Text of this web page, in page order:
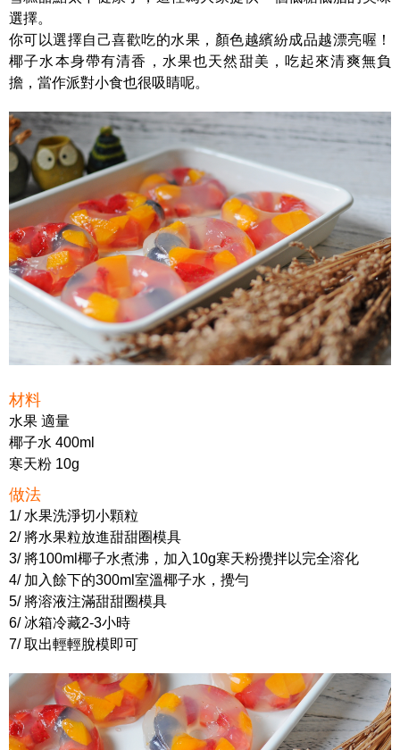
選擇。
你可以選擇自己喜歡吃的水果，顏色越繽紛成品越漂亮喔！
椰子水本身帶有清香，水果也天然甜美，吃起來清爽無負
擔，當作派對小食也很吸睛呢。
材料
水果 適量
椰子水 400ml
寒天粉 10g
做法
1/ 水果洗淨切小顆粒
2/ 將水果粒放進甜甜圈模具
3/ 將100ml椰子水煮沸，加入10g寒天粉攪拌以完全溶化
4/ 加入餘下的300ml室溫椰子水，攪勻
5/ 將溶液注滿甜甜圈模具
6/ 冰箱冷藏2-3小時
7/ 取出輕輕脫模即可